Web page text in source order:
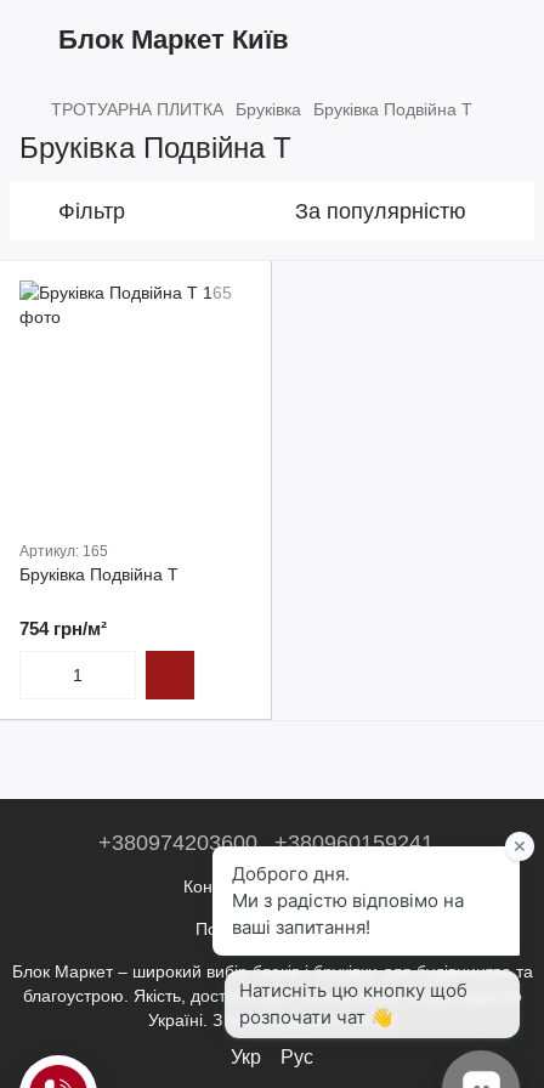
Блок Маркет Київ
ТРОТУАРНА ПЛИТКА Бруківка Бруківка Подвійна Т
Бруківка Подвійна Т
Фільтр За популярністю
Артикул: 165
Бруківка Подвійна Т
754 грн/м²
+380974203600 +380960159241
Контактна інформація
Повна версія сайту
Блок Маркет – широкий вибір блоків і бруківки для будівництва та
благоустрою. Якість, доступні ціни, консультації та доставка по
Україні. З нами будувати легко!
Укр Рус